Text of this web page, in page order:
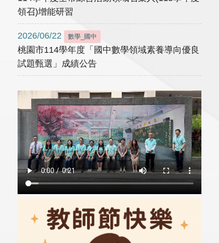
領召)增能研習
2026/06/22 數學_國中
桃園市114學年度「國中數學領域素養導向優良
試題甄選」成績公告